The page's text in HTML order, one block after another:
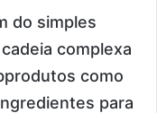
do simples
complexa
como
para